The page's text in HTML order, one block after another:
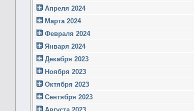
Апреля 2024
Марта 2024
Февраля 2024
Января 2024
Декабря 2023
Ноября 2023
Октября 2023
Сентября 2023